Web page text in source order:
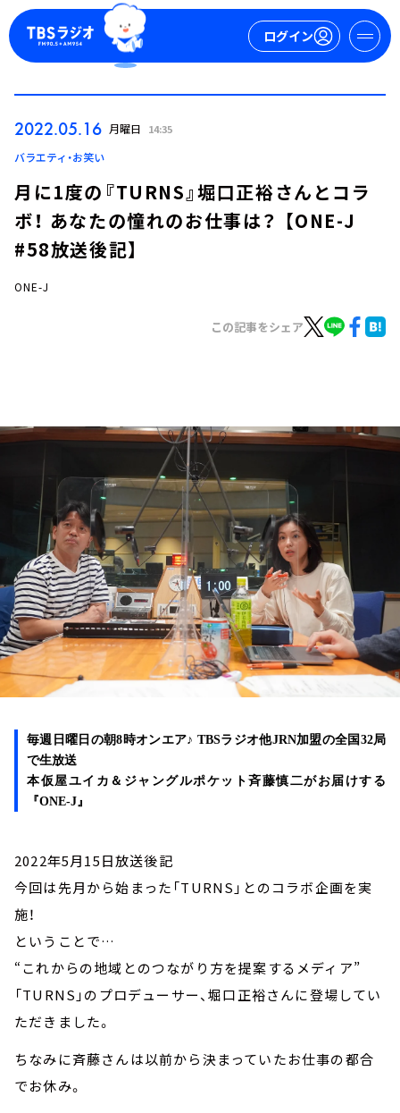
ログイン
ログイン
イベント・グッズ
会社情報
2022.05.16 月曜日 14:35
バラエティ・お笑い
月に1度の『TURNS』堀口正裕さんとコラ
ボ！ あなたの憧れのお仕事は？ 【ONE-J
#58放送後記】
ONE-J
この記事をシェア
毎週日曜日の朝8時オンエア♪ TBSラジオ他JRN加盟の全国 32局
で生放送
本仮屋ユイカ＆ジャングルポケット斉藤慎二がお届けする
『ONE-J』
2022年5月15日放送後記
今回は先月から始まった「TURNS」とのコラボ企画を実
施！
ということで…
“これからの地域とのつながり方を提案するメディア”
「TURNS」のプロデューサー、堀口正裕さんに登場してい
ただきました。
ちなみに斉藤さんは以前から決まっていたお仕事の都合
でお休み。